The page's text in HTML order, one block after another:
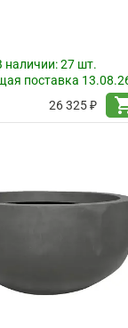
наличии:27 шт.
поставка
26 325 ₽